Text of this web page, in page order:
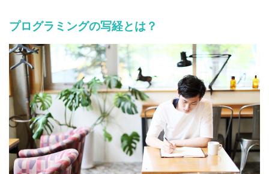
プログラミングの写経とは？